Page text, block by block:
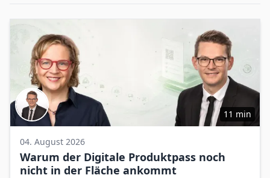
11 min
04. August 2026
Warum der Digitale Produktpass noch
nicht in der Fläche ankommt